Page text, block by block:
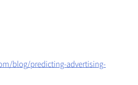
blog/predicting-advertising-